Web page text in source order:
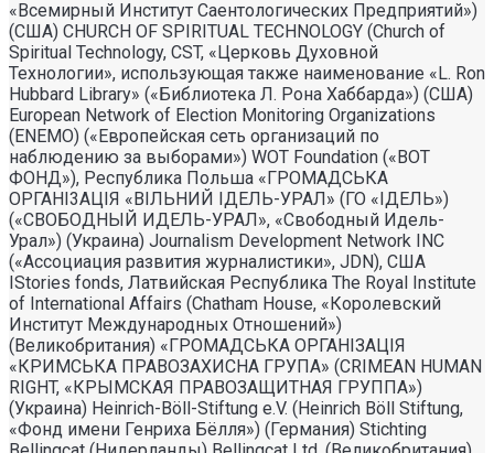
«Всемирный Институт Саентологических Предприятий»)
(США) CHURCH OF SPIRITUAL TECHNOLOGY (Church of
Spiritual Technology, CST, «Церковь Духовной
Технологии», использующая также наименование «L. Ron
Hubbard Library» («Библиотека Л. Рона Хаббарда») (США)
European Network of Election Monitoring Organizations
(ENEMO) («Европейская сеть организаций по
наблюдению за выборами») WOT Foundation («ВОТ
ФОНД»), Республика Польша «ГРОМАДСЬКА
ОРГАНI3АЦIЯ «ВIЛЬНИЙ IДЕЛЬ-УРАЛ» (ГО «IДЕЛЬ»)
(«СВОБОДНЫЙ ИДЕЛЬ-УРАЛ», «Свободный Идель-
Урал») (Украина) Journalism Development Network INC
(«Ассоциация развития журналистики», JDN), США
IStories fonds, Латвийская Республика The Royal Institute
of International Affairs (Chatham House, «Королевский
Институт Международных Отношений»)
(Великобритания) «ГРОМАДСЬКА ОРГАНIЗАЦIЯ
«КРИМСЬКА ПРАВОЗАХИСНА ГРУПА» (CRIMEAN HUMAN
RIGHT, «КРЫМСКАЯ ПРАВОЗАЩИТНАЯ ГРУППА»)
(Украина) Heinrich-Böll-Stiftung e.V. (Heinrich Böll Stiftung,
«Фонд имени Генриха Бёлля») (Германия) Stichting